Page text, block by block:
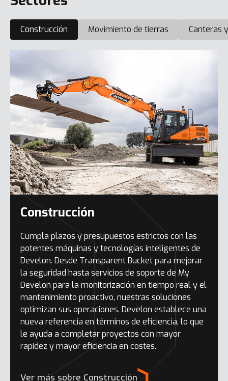
Construcción Movimiento de tierras Canteras
Construcción
Cumpla plazos y presupuestos estrictos con las
potentes máquinas y tecnologías inteligentes de
Develon. Desde Transparent Bucket para mejorar
la seguridad hasta servicios de soporte de My
Develon para la monitorización en tiempo real y el
mantenimiento proactivo, nuestras soluciones
optimizan sus operaciones. Develon establece una
nueva referencia en términos de eficiencia, lo que
le ayuda a completar proyectos con mayor
rapidez y mayor eficiencia en costes.
Ver más sobre Construcción